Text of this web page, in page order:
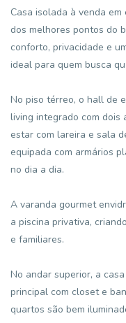
Casa isolada à venda
dos melhores pontos do
conforto, privacidade e
ideal para quem busca
No piso térreo, o hall de
living integrado com dois
estar com lareira e sala
equipada com armários
no dia a dia.
A varanda gourmet
a piscina privativa,
e familiares.
No andar superior, a
principal com closet e
quartos são bem